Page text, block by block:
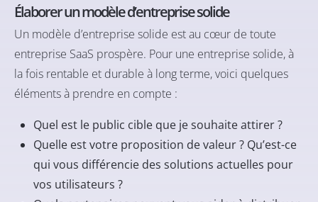
Élaborer un modèle d’entreprise solide
Un modèle d’entreprise solide est au cœur de toute
entreprise SaaS prospère. Pour une entreprise solide, à
la fois rentable et durable à long terme, voici quelques
éléments à prendre en compte :
Quel est le public cible que je souhaite attirer ?
Quelle est votre proposition de valeur ? Qu’est-ce
qui vous différencie des solutions actuelles pour
vos utilisateurs ?